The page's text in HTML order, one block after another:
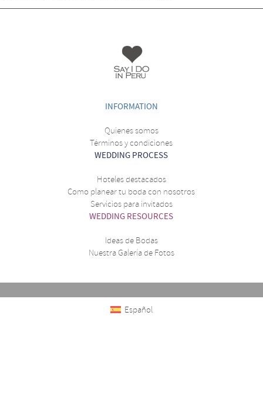
INFORMATION
Quienes somos
Términos y condiciones
WEDDING PROCESS
Hoteles destacados
Como planear tu boda con nosotros
Servicios para invitados
WEDDING RESOURCES
Ideas de Bodas
Nuestra Galería de Fotos
Español